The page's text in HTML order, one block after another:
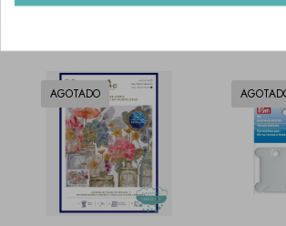
AGOTADO